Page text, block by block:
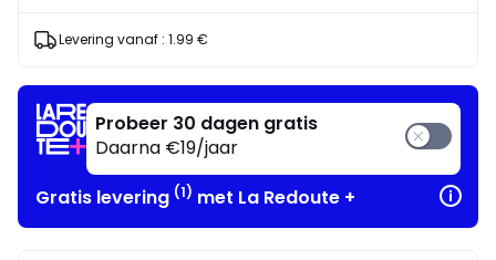
Geniet
Levering vanaf : 1.99 €
Probeer 30 dagen gratis
Daarna €19/jaar
Gratis levering (1) met La Redoute +